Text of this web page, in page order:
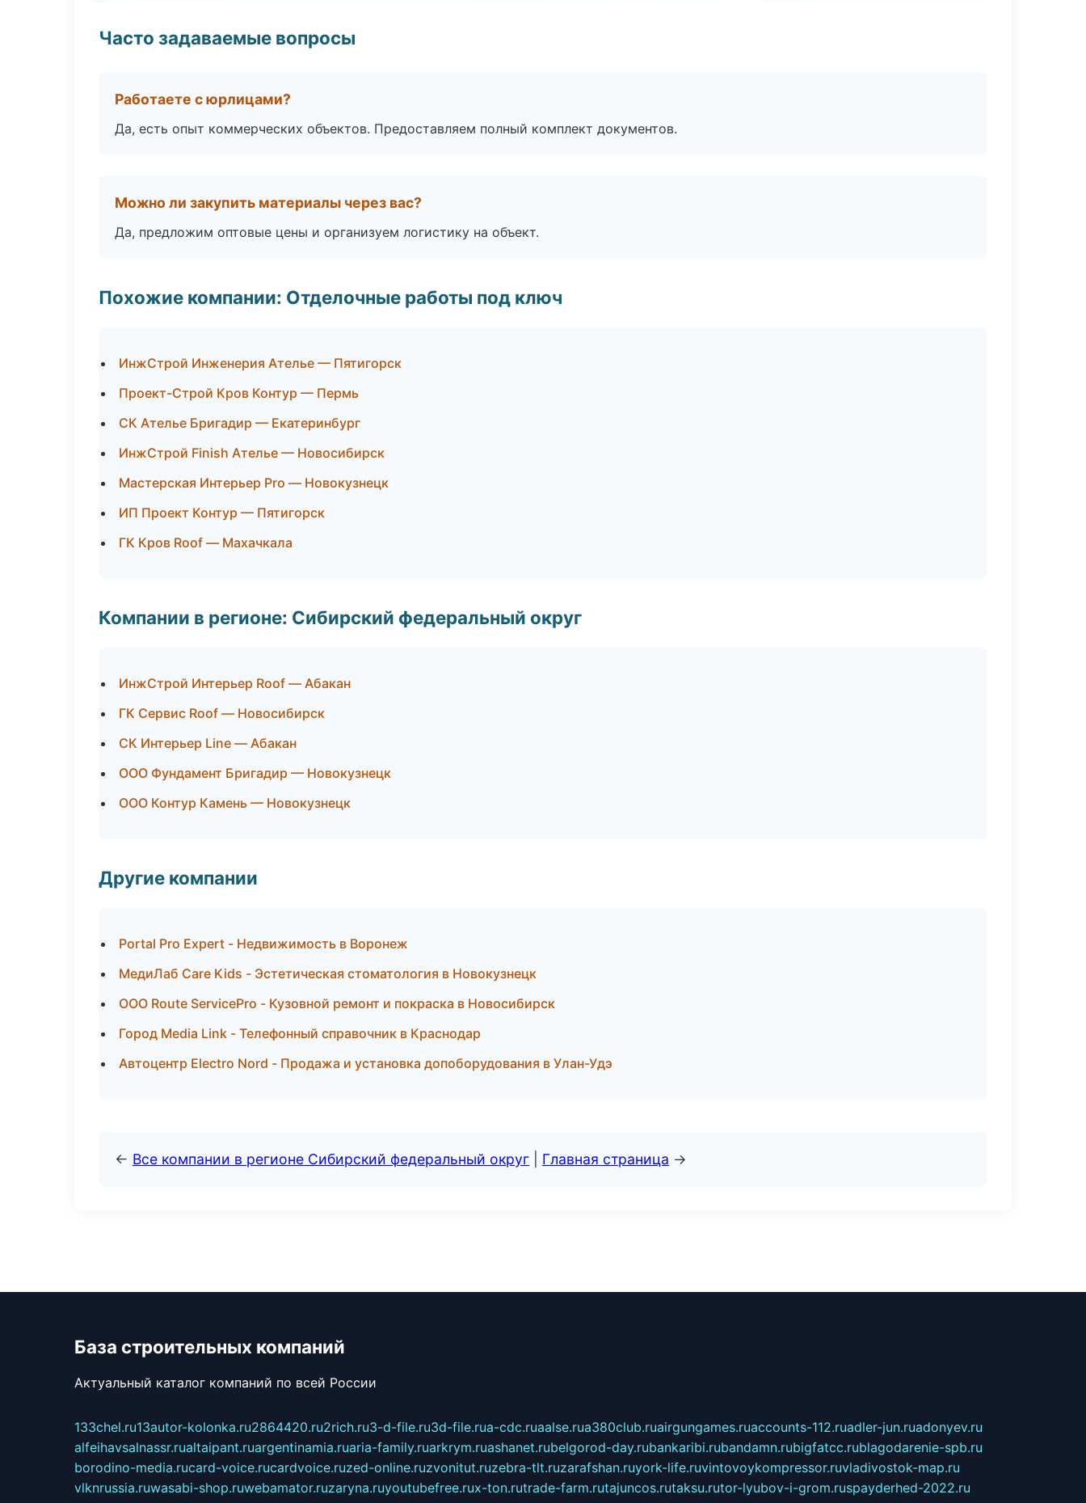
Часто задаваемые вопросы
Работаете с юрлицами?
Да, есть опыт коммерческих объектов. Предоставляем полный комплект документов.
Можно ли закупить материалы через вас?
Да, предложим оптовые цены и организуем логистику на объект.
Похожие компании: Отделочные работы под ключ
ИнжСтрой Инженерия Ателье — Пятигорск
Проект-Строй Кров Контур — Пермь
СК Ателье Бригадир — Екатеринбург
ИнжСтрой Finish Ателье — Новосибирск
Мастерская Интерьер Pro — Новокузнецк
ИП Проект Контур — Пятигорск
ГК Кров Roof — Махачкала
Компании в регионе: Сибирский федеральный округ
ИнжСтрой Интерьер Roof — Абакан
ГК Сервис Roof — Новосибирск
СК Интерьер Line — Абакан
ООО Фундамент Бригадир — Новокузнецк
ООО Контур Камень — Новокузнецк
Другие компании
Portal Pro Expert - Недвижимость в Воронеж
МедиЛаб Care Kids - Эстетическая стоматология в Новокузнецк
ООО Route ServicePro - Кузовной ремонт и покраска в Новосибирск
Город Media Link - Телефонный справочник в Краснодар
Автоцентр Electro Nord - Продажа и установка допоборудования в Улан-Удэ
← Все компании в регионе Сибирский федеральный округ Главная страница →
База строительных компаний
Актуальный каталог компаний по всей России
133chel.ru13autor-kolonka.ru2864420.ru2rich.ru3-d-file.ru3d-file.rua-cdc.ruaalse.rua380club.ruairgungames.ruaccounts-112.ruadler-jun.ruadonyev.ru
alfeihavsalnassr.rualtaipant.ruargentinamia.ruaria-family.ruarkrym.ruashanet.rubelgorod-day.rubankaribi.rubandamn.rubigfatcc.rublagodarenie-spb.ru
borodino-media.rucard-voice.rucardvoice.ruzed-online.ruzvonitut.ruzebra-tlt.ruzarafshan.ruyork-life.ruvintovoykompressor.ruvladivostok-map.ru
vlknrussia.ruwasabi-shop.ruwebamator.ruzaryna.ruyoutubefree.rux-ton.rutrade-farm.rutajuncos.rutaksu.rutor-lyubov-i-grom.ruspayderhed-2022.ru